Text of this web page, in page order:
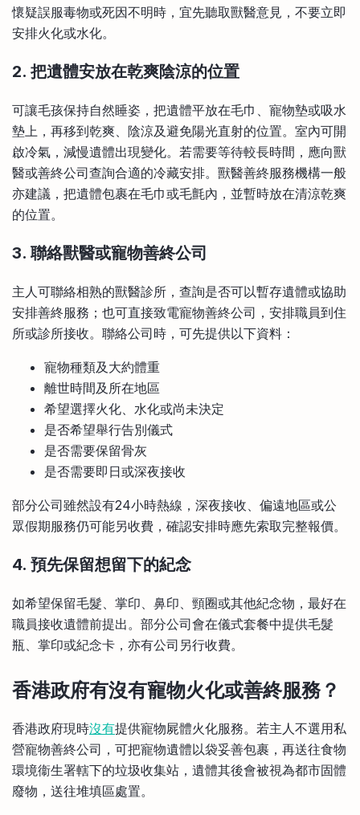
懷疑誤服毒物或死因不明時，宜先聽取獸醫意見，不要立即
安排火化或水化。
2. 把遺體安放在乾爽陰涼的位置
可讓毛孩保持自然睡姿，把遺體平放在毛巾、寵物墊或吸水
墊上，再移到乾爽、陰涼及避免陽光直射的位置。室內可開
啟冷氣，減慢遺體出現變化。若需要等待較長時間，應向獸
醫或善終公司查詢合適的冷藏安排。獸醫善終服務機構一般
亦建議，把遺體包裹在毛巾或毛氈內，並暫時放在清涼乾爽
的位置。
3. 聯絡獸醫或寵物善終公司
主人可聯絡相熟的獸醫診所，查詢是否可以暫存遺體或協助
安排善終服務；也可直接致電寵物善終公司，安排職員到住
所或診所接收。聯絡公司時，可先提供以下資料：
寵物種類及大約體重
離世時間及所在地區
希望選擇火化、水化或尚未決定
是否希望舉行告別儀式
是否需要保留骨灰
是否需要即日或深夜接收
部分公司雖然設有24小時熱線，深夜接收、偏遠地區或公
眾假期服務仍可能另收費，確認安排時應先索取完整報價。
4. 預先保留想留下的紀念
如希望保留毛髮、掌印、鼻印、頸圈或其他紀念物，最好在
職員接收遺體前提出。部分公司會在儀式套餐中提供毛髮
瓶、掌印或紀念卡，亦有公司另行收費。
香港政府有沒有寵物火化或善終服務？
香港政府現時沒有提供寵物屍體火化服務。若主人不選用私
營寵物善終公司，可把寵物遺體以袋妥善包裹，再送往食物
環境衞生署轄下的垃圾收集站，遺體其後會被視為都市固體
廢物，送往堆填區處置。